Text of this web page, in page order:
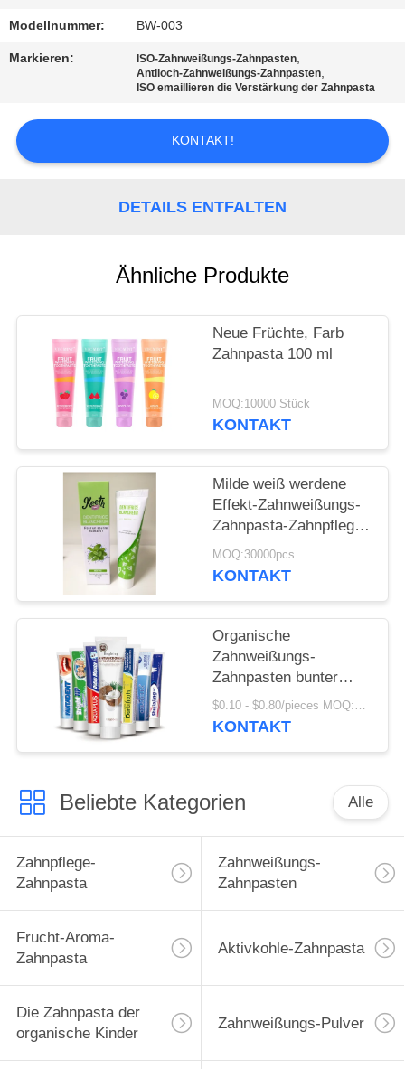
UNS
IN
VERBINDUNG
FORDERN
DATENSCHUTZ-
BESTIMMUNGEN
Modellnummer: BW-003
Markieren: ISO-Zahnweißungs-Zahnpasten,
Antiloch-Zahnweißungs-Zahnpasten,
ISO emaillieren die Verstärkung der Zahnpasta
KONTAKT!
DETAILS ENTFALTEN
Ähnliche Produkte
Neue Früchte, Farb
Zahnpasta 100 ml
MOQ:10000 Stück
KONTAKT
Milde weiß werdene
Effekt-Zahnweißungs-
Zahnpasta-Zahnpflege
schreibt
zahnmedizinische
MOQ:30000pcs
KONTAKT
Organische
Zahnweißungs-
Zahnpasten bunter
Crystal Anti Cavity
SASO
$0.10 - $0.80/pieces MOQ:500 Stücke
KONTAKT
Beliebte Kategorien Alle
Zahnpflege-
Zahnpasta
Zahnweißungs-
Zahnpasten
Frucht-Aroma-
Zahnpasta
Aktivkohle-Zahnpasta
Die Zahnpasta der
organische Kinder
Zahnweißungs-Pulver